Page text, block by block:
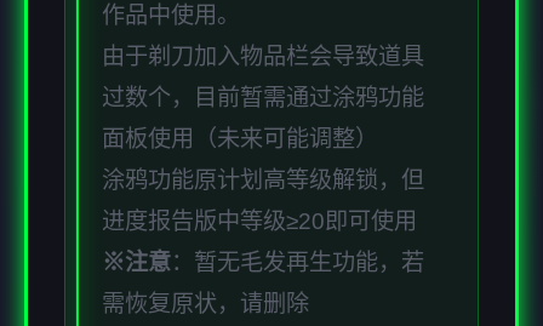
作品中使用。
由于剃刀加入物品栏会导致道具
过数个，目前暂需通过涂鸦功能
面板使用（未来可能调整）
涂鸦功能原计划高等级解锁，但
进度报告版中等级≥20即可使用
※注意：暂无毛发再生功能，若
需恢复原状，请删除